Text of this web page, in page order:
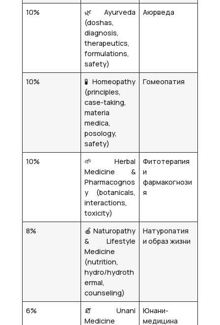
10%
🌿 Ayurveda
(doshas,
diagnosis,
therapeutics,
formulations,
safety)
Аюрведа
10%
🧪 Homeopathy
(principles,
case-taking,
materia
medica,
posology,
safety)
Гомеопатия
10%
🌱 Herbal
Medicine &
Pharmacognos
y (botanicals,
interactions,
toxicity)
Фитотерапия
и
фармакогнози
я
8%
🍎 Naturopathy
& Lifestyle
Medicine
(nutrition,
hydro/hydroth
ermal,
counseling)
Натуропатия
и образ жизни
6%
🧯 Unani
Medicine
Юнани-
медицина